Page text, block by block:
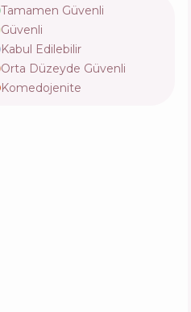
Tamamen Güvenli
Güvenli
Kabul Edilebilir
Orta Düzeyde Güvenli
Komedojenite